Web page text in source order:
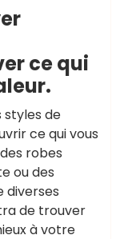
ce qui
styles de
ce qui vous
robes
ou des
diverses
de trouver
à votre